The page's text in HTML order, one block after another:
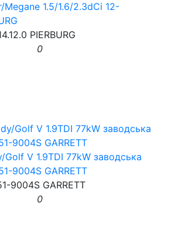
1.5/1.6/2.3dCi 12-
PIERBURG
0
Golf V 1.9TDI 77kW заводська
9004S GARRETT
9004S GARRETT
0